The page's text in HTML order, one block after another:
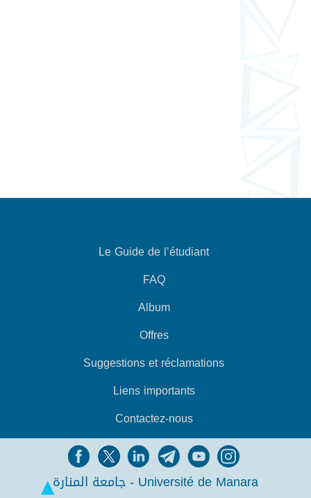
Le Guide de l’étudiant
FAQ
Album
Offres
Suggestions et réclamations
Liens importants
Contactez-nous
جامعة المنارة - Université de Manara